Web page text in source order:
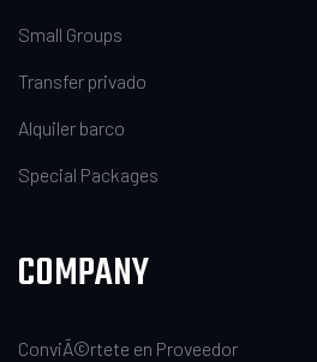
Small Groups
Transfer privado
Alquiler barco
Special Packages
COMPANY
ConviÃ©rtete en Proveedor